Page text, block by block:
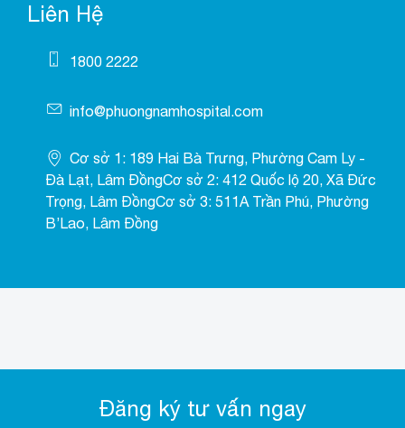
Liên Hệ
1800 2222
info@phuongnamhospital.com
Cơ sở 1: 189 Hai Bà Trưng, Phường Cam Ly -
Đà Lạt, Lâm ĐồngCơ sở 2: 412 Quốc lộ 20, Xã Đức
Trọng, Lâm ĐồngCơ sở 3: 511A Trần Phú, Phường
B’Lao, Lâm Đồng
Đăng ký tư vấn ngay